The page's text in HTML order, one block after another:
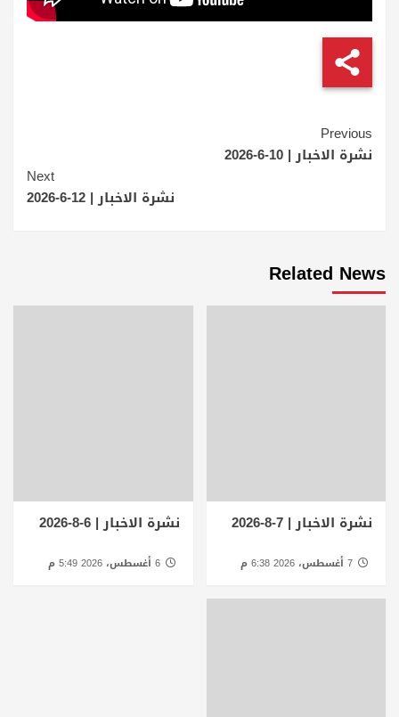
Continue
Reading
Previous
نشرة الاخبار | 10-6-2026
Next
نشرة الاخبار | 12-6-2026
Related News
نشرة الاخبار | 7-8-2026 نشرة الاخبار | 6-8-2026
6 أغسطس، 2026 5:49 م